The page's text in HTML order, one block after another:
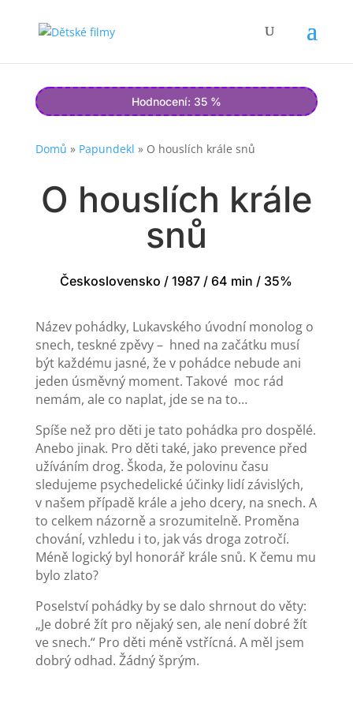
Hodnocení: 35 %
Domů » Papundekl » O houslích krále snů
O houslích krále
snů
Československo / 1987 / 64 min / 35%
Název pohádky, Lukavského úvodní monolog o
snech, teskné zpěvy – hned na začátku musí
být každému jasné, že v pohádce nebude ani
jeden úsměvný moment. Takové moc rád
nemám, ale co naplat, jde se na to…
Spíše než pro děti je tato pohádka pro dospělé.
Anebo jinak. Pro děti také, jako prevence před
užíváním drog. Škoda, že polovinu času
sledujeme psychedelické účinky lidí závislých,
v našem případě krále a jeho dcery, na snech. A
to celkem názorně a srozumitelně. Proměna
chování, vzhledu i to, jak vás droga zotročí.
Méně logický byl honorář krále snů. K čemu mu
bylo zlato?
Poselství pohádky by se dalo shrnout do věty:
„Je dobré žít pro nějaký sen, ale není dobré žít
ve snech.“ Pro děti méně vstřícná. A měl jsem
dobrý odhad. Žádný šprým.